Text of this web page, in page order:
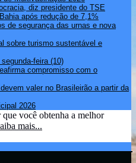
diz presidente do TSE
após redução de 7,1%
de segurança das urnas e nova
sobre turismo sustentável e
feira (10)
compromisso com o
valer no Brasileirão a partir da
2026
você obtenha a melhor
mais...